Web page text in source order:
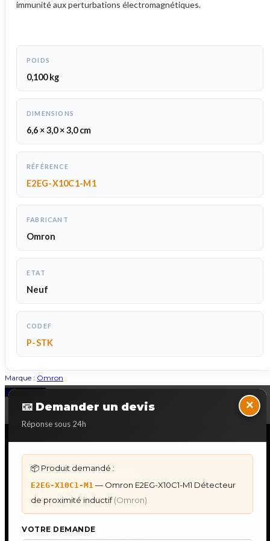
immunité aux perturbations électromagnétiques.
POIDS
0,100 kg
DIMENSIONS
6,6 × 3,0 × 3,0 cm
RÉFÉRENCE
E2EG-X10C1-M1
FABRICANT
Omron
ETAT
Neuf
CODEF
P-STK
Marque : Omron
📧 Demander un devis
Réponse sous 24h
×
📦 Produit demandé :
E2EG-X10C1-M1 — Omron E2EG-X10C1-M1 Détecteur
de proximité inductif(Omron)
VOTRE DEMANDE
Back to Top
DÉPANNAGE AUTOMATES
Dépannage Schneider Modicon
Dépannage Mitsubishi Melsec